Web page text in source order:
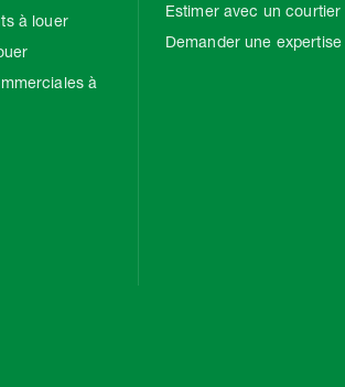
à louer
à
Estimer avec un courtier
Demander une expertise